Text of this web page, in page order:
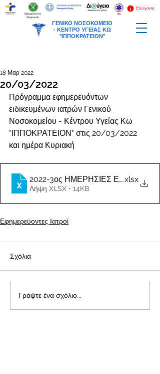
ΓΕΝΙΚΟ ΝΟΣΟΚΟΜΕΙΟ
- ΚΕΝΤΡΟ ΥΓΕΙΑΣ ΚΩ
"ΙΠΠΟΚΡΑΤΕΙΟΝ"
Επείγοντα
Εφημερεύοντα
Φαρμακεία
20/03/2022
18 Μαρ 2022
Πρόγραμμα εφημερευόντων
ειδικευμένων ιατρών Γενικού
Νοσοκομείου - Κέντρου Υγείας Κω
"ΙΠΠΟΚΡΑΤΕΙΟΝ" στις 20/03/2022
και ημέρα Κυριακή
2022-3ος ΗΜΕΡΗΣΙΕΣ ΕΦΗΜΕΡΙΕΣ
.xlsx
Λήψη XLSX • 14KB
Εφημερεύοντες Ιατροί
Σχόλια
Γράψτε ένα σχόλιο...